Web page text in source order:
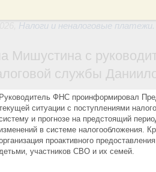
Налоги и неналоговые
Мишустина с
службы
Руководитель ФНС проинформировал
ситуации с поступлениями
и прогнозе на предстоящий
изменений в системе налогообложения.
проактивного
участников СВО и их семей.